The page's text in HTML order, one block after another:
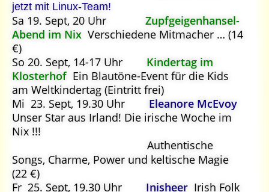
jetzt mit Linux-Team!
Sa 19. Sept, 20 Uhr
Zupfgeigenhansel-
Abend im Nix Verschiedene Mitmacher … (14
€)
So 20. Sept, 14-17 Uhr Kindertag im
KlosterhofEin Blautöne-Event für die Kids
am Weltkindertag (Eintritt frei)
Mi 23. Sept, 19.30 Uhr Eleanore McEvoy
Unser Star aus Irland! Die irische Woche im
Nix !!!
Authentische
Songs, Charme, Power und keltische Magie
(22 €)
Fr 25. Sept, 19.30 Uhr Inisheer Irish Folk